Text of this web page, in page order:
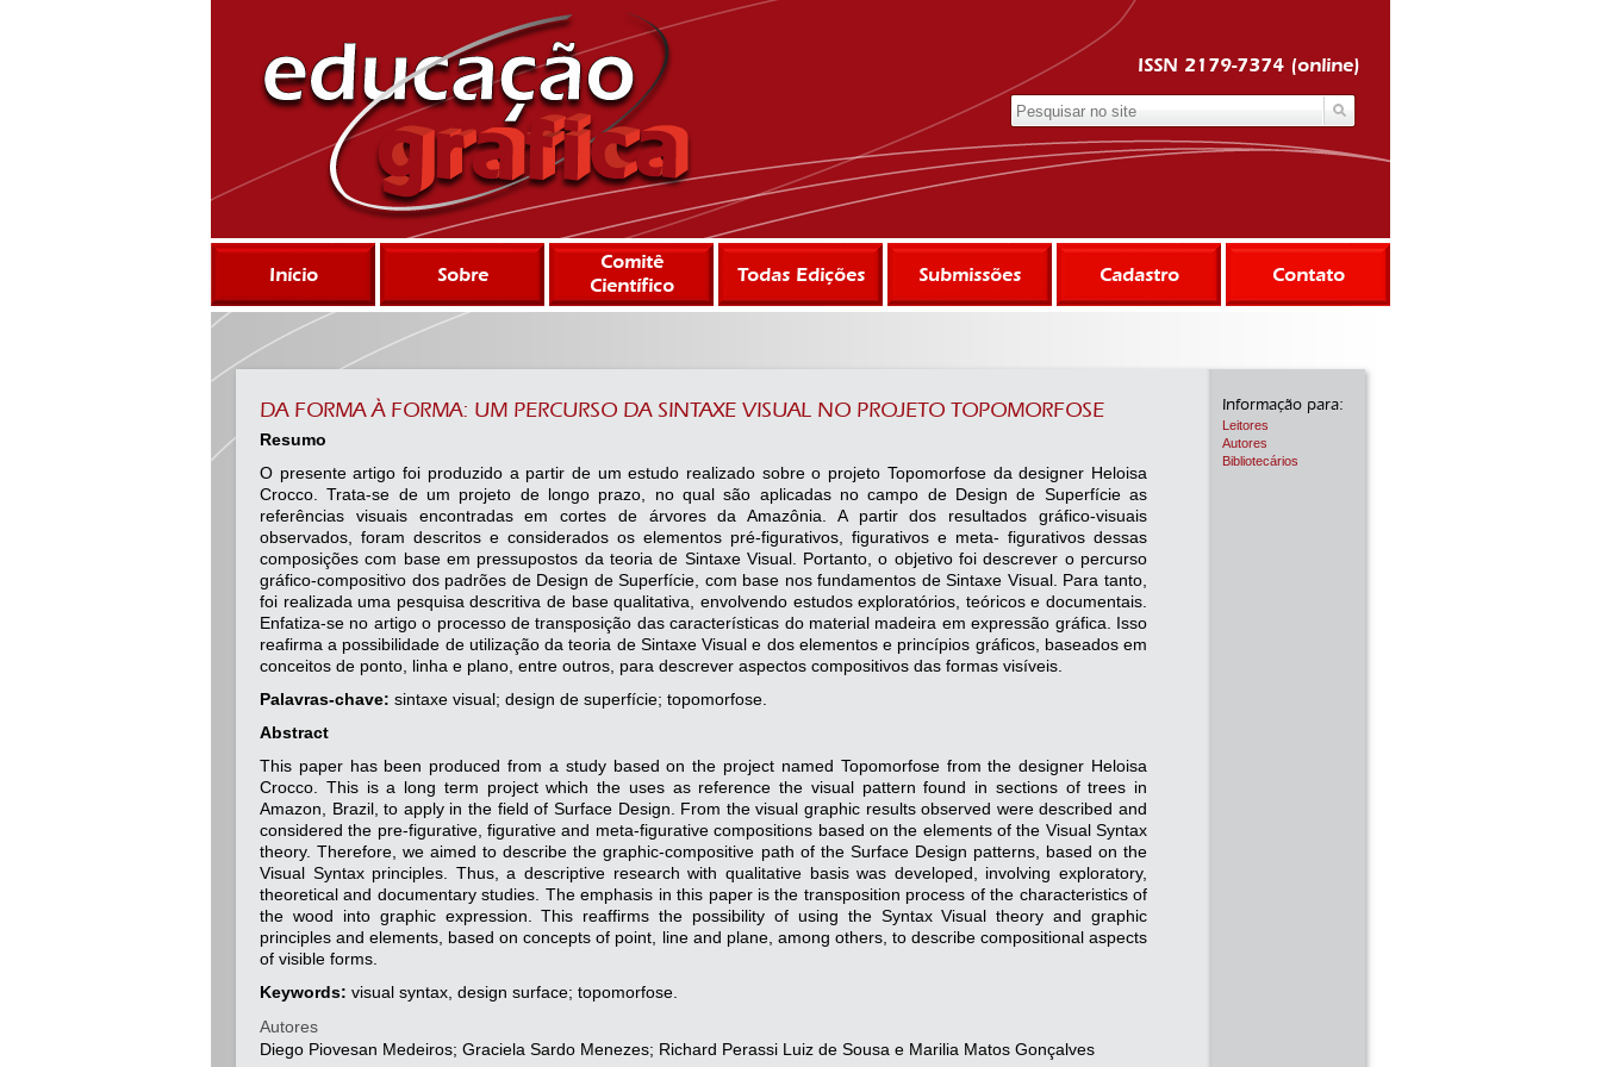
ISSN 2179-7374 (online)
Início Sobre
Comitê
Científico
Todas Edições Submissões Cadastro Contato
Informação para:
Leitores
Autores
Bibliotecários
DA FORMA À FORMA: UM PERCURSO DA SINTAXE VISUAL NO PROJETO TOPOMORFOSE
Resumo
O presente artigo foi produzido a partir de um estudo realizado sobre o projeto Topomorfose da designer Heloisa
Crocco. Trata-se de um projeto de longo prazo, no qual são aplicadas no campo de Design de Superfície as
referências visuais encontradas em cortes de árvores da Amazônia. A partir dos resultados gráfico-visuais
observados, foram descritos e considerados os elementos pré-figurativos, figurativos e meta- figurativos dessas
composições com base em pressupostos da teoria de Sintaxe Visual. Portanto, o objetivo foi descrever o percurso
gráfico-compositivo dos padrões de Design de Superfície, com base nos fundamentos de Sintaxe Visual. Para tanto,
foi realizada uma pesquisa descritiva de base qualitativa, envolvendo estudos exploratórios, teóricos e documentais.
Enfatiza-se no artigo o processo de transposição das características do material madeira em expressão gráfica. Isso
reafirma a possibilidade de utilização da teoria de Sintaxe Visual e dos elementos e princípios gráficos, baseados em
conceitos de ponto, linha e plano, entre outros, para descrever aspectos compositivos das formas visíveis.
Palavras-chave: sintaxe visual; design de superfície; topomorfose.
Abstract
This paper has been produced from a study based on the project named Topomorfose from the designer Heloisa
Crocco. This is a long term project which the uses as reference the visual pattern found in sections of trees in
Amazon, Brazil, to apply in the field of Surface Design. From the visual graphic results observed were described and
considered the pre-figurative, figurative and meta-figurative compositions based on the elements of the Visual Syntax
theory. Therefore, we aimed to describe the graphic-compositive path of the Surface Design patterns, based on the
Visual Syntax principles. Thus, a descriptive research with qualitative basis was developed, involving exploratory,
theoretical and documentary studies. The emphasis in this paper is the transposition process of the characteristics of
the wood into graphic expression. This reaffirms the possibility of using the Syntax Visual theory and graphic
principles and elements, based on concepts of point, line and plane, among others, to describe compositional aspects
of visible forms.
Keywords: visual syntax, design surface; topomorfose.
Autores
Diego Piovesan Medeiros; Graciela Sardo Menezes; Richard Perassi Luiz de Sousa e Marilia Matos Gonçalves